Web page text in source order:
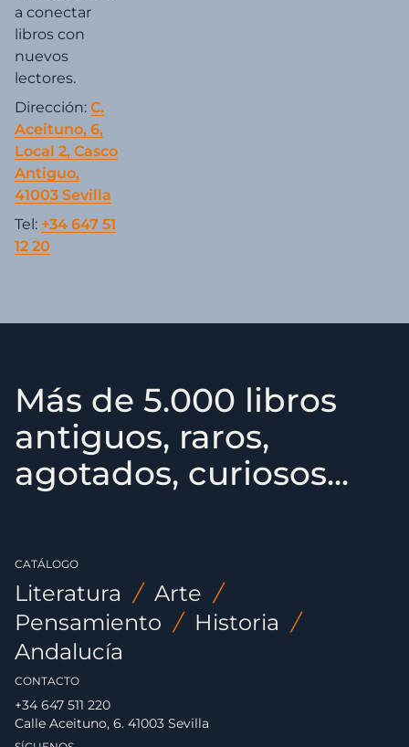
a conectar
libros con
nuevos
lectores.
Dirección: C.
Aceituno, 6,
Local 2, Casco
Antiguo,
41003 Sevilla
Tel: +34 647 51
12 20
Más de 5.000 libros
antiguos, raros,
agotados, curiosos...
CATÁLOGO
Literatura / Arte /
Pensamiento / Historia /
Andalucía
CONTACTO
+34 647 511 220
Calle Aceituno, 6. 41003 Sevilla